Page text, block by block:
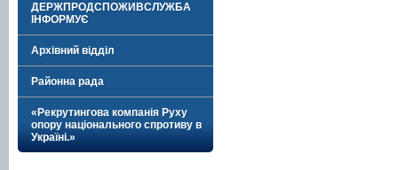
ДЕРЖПРОДСПОЖИВСЛУЖБА
ІНФОРМУЄ
Архівний відділ
Районна рада
«Рекрутингова компанія Руху
опору національного спротиву в
Україні.»